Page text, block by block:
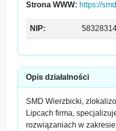
Strona WWW: https://
NIP:
Opis działalności
SMD Wierzbicki,
Lipcach firma,
rozwiązaniach w